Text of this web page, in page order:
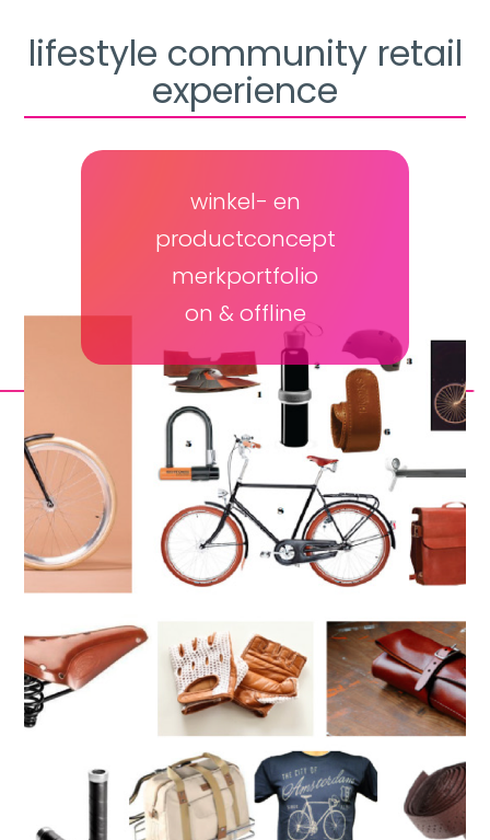
lifestyle community retail
experience
winkel- en
productconcept
merkportfolio
on & offline